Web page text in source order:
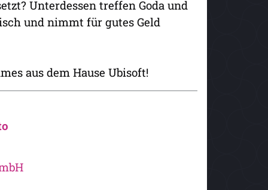
Unterdessen treffen Goda und
und nimmt für gutes Geld
aus dem Hause Ubisoft!